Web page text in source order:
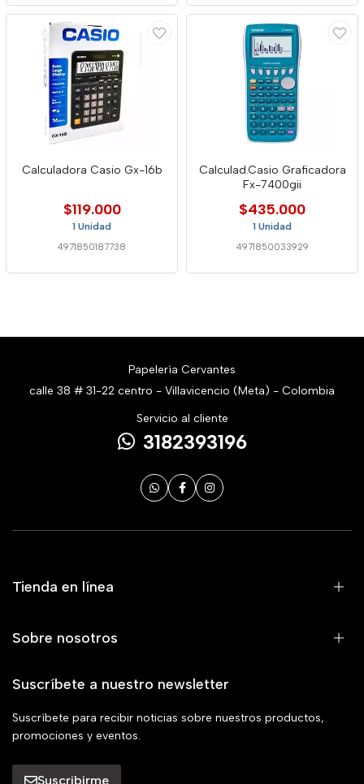
Calculadora Casio Gx-16b
$119.000
1 Unidad
4971850187738
Calculad.Casio Graficadora
Fx-7400gii
$435.000
1 Unidad
4971850033929
Papelería Cervantes
calle 38 # 31-22 centro - Villavicencio (Meta) - Colombia
Servicio al cliente
3182393196
Tienda en línea
Sobre nosotros
Suscríbete a nuestro newsletter
Suscríbete para recibir noticias sobre nuestros productos,
promociones y eventos.
Suscribirme